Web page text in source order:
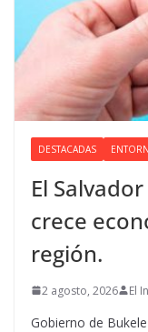
DESTACADAS
El
crece
región.
2 agosto, 2026 El
Gobierno de